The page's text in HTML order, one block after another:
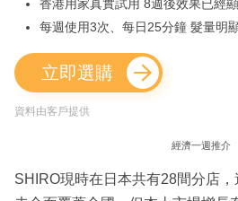
香港用家真實試用 8週後效果已經
每週使用3次、每日25分鐘 髮量明
立即選購
資料由客戶提供
經濟一週推介
SHIRO現時在日本共有28間分店